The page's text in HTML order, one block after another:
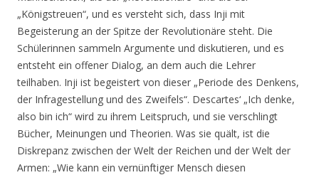
„Königstreuen“, und es versteht sich, dass Inji mit
Begeisterung an der Spitze der Revolutionäre steht. Die
Schülerinnen sammeln Argumente und diskutieren, und es
entsteht ein offener Dialog, an dem auch die Lehrer
teilhaben. Inji ist begeistert von dieser „Periode des Denkens,
der Infragestellung und des Zweifels“. Descartes‘ „Ich denke,
also bin ich“ wird zu ihrem Leitspruch, und sie verschlingt
Bücher, Meinungen und Theorien. Was sie quält, ist die
Diskrepanz zwischen der Welt der Reichen und der Welt der
Armen: „Wie kann ein vernünftiger Mensch diesen